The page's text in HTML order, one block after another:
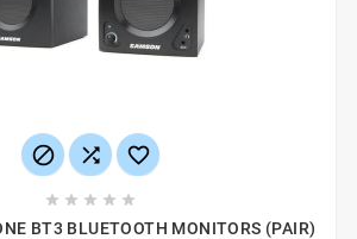
  
    
BT3 BLUETOOTH MONITORS (PAIR)